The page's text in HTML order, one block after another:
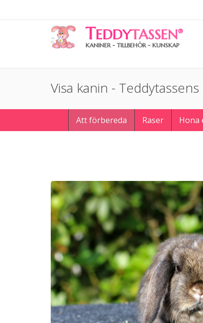
TEDDYTASSEN®
KANINER - TILLBEHÖR - KUNSKAP
Visa kanin -
Att förbereda Raser Hona